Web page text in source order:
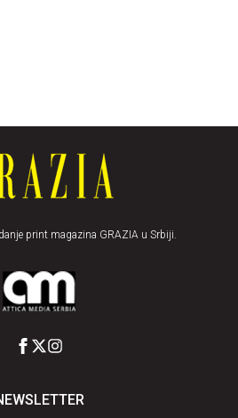
print magazina GRAZIA u Srbiji.